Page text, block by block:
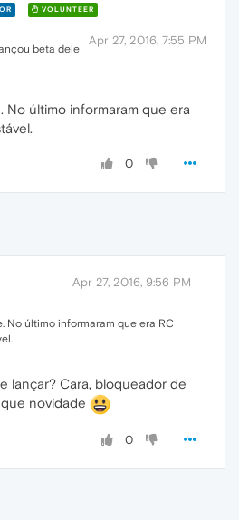
VOLUNTEER
Apr 27, 2016, 7:55 PM
beta dele
No último informaram que era
0
Apr 27, 2016, 9:56 PM
No último informaram que era RC
lançar? Cara, bloqueador de
novidade
0